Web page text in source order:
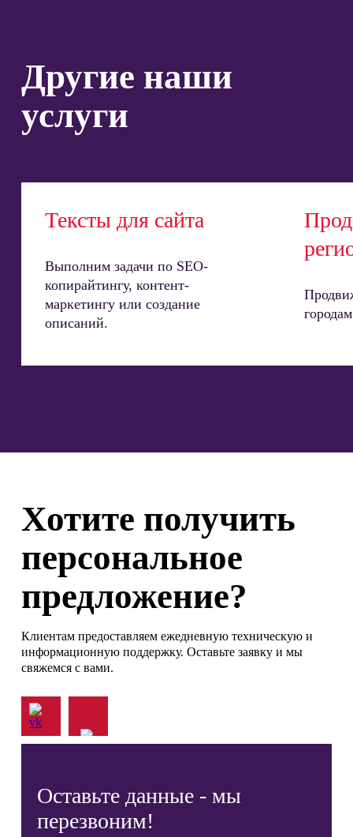
Другие наши
услуги
Тексты для сайта
Выполним задачи по SEO-
копирайтингу, контент-
маркетингу или создание
описаний.
Хотите получить
персональное
предложение?
Клиентам предоставляем ежедневную техническую и
информационную поддержку. Оставьте заявку и мы
свяжемся с вами.
Оставьте данные - мы
перезвоним!